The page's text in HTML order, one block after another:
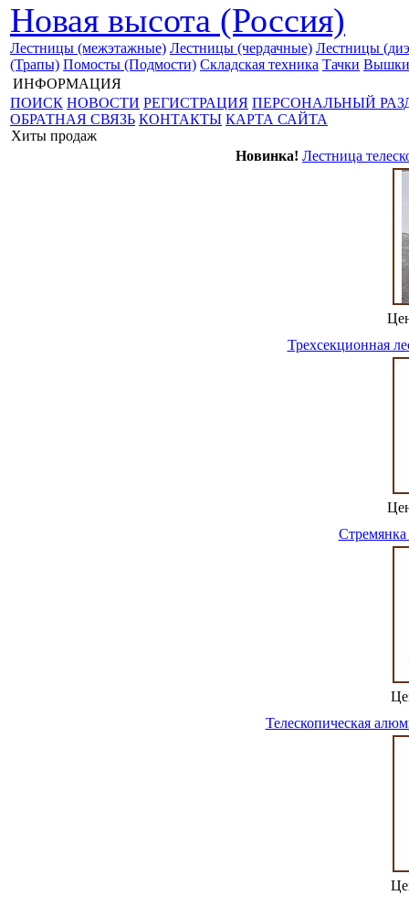
Новая высота (Россия)
Лестницы (межэтажные) Лестницы (чердачные) Лестницы
(Трапы) Помосты (Подмости) Складская техника Тачки
ИНФОРМАЦИЯ
ПОИСК НОВОСТИ РЕГИСТРАЦИЯ ПЕРСОНАЛЬНЫЙ
ОБРАТНАЯ СВЯЗЬ КОНТАКТЫ КАРТА САЙТА
Хиты продаж
Новинка! Лестница
Трехсекционная
Телескопическая